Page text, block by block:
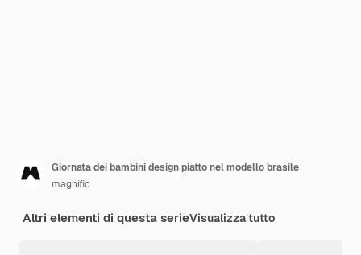
Giornata dei bambini design piatto nel modello brasile
magnific
Altri elementi di questa serieVisualizza tutto